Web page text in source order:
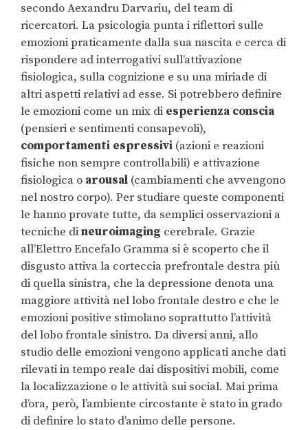
secondo Aexandru Darvariu, del team di
ricercatori. La psicologia punta i riflettori sulle
emozioni praticamente dalla sua nascita e cerca di
rispondere ad interrogativi sull’attivazione
fisiologica, sulla cognizione e su una miriade di
altri aspetti relativi ad esse. Si potrebbero definire
le emozioni come un mix di esperienza conscia
(pensieri e sentimenti consapevoli),
comportamenti espressivi (azioni e reazioni
fisiche non sempre controllabili) e attivazione
fisiologica o arousal (cambiamenti che avvengono
nel nostro corpo). Per studiare queste componenti
le hanno provate tutte, da semplici osservazioni a
tecniche dineuroimaging cerebrale. Grazie
all’Elettro Encefalo Gramma si è scoperto che il
disgusto attiva la corteccia prefrontale destra più
di quella sinistra, che la depressione denota una
maggiore attività nel lobo frontale destro e che le
emozioni positive stimolano soprattutto l’attività
del lobo frontale sinistro. Da diversi anni, allo
studio delle emozioni vengono applicati anche dati
rilevati in tempo reale dai dispositivi mobili, come
la localizzazione o le attività sui social. Mai prima
d’ora, però, l’ambiente circostante è stato in grado
di definire lo stato d’animo delle persone.